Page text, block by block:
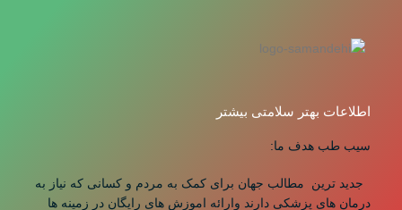
اطلاعات بهتر سلامتی بیشتر
سیب طب هدف ما:
جدید ترین مطالب جهان برای کمک به مردم و کسانی که نیاز به
درمان های پزشکی دارند وارائه اموزش های رایگان در زمینه ها